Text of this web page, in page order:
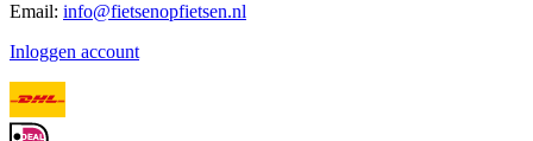
Email: info@fietsenopfietsen.nl
Inloggen account